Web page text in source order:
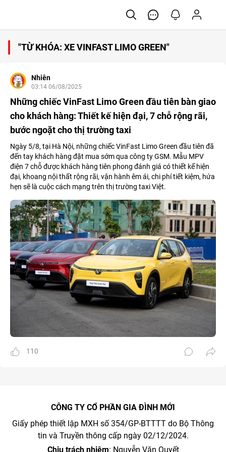
"TỪ KHÓA: XE VINFAST LIMO GREEN"
Nhiên
03:14 06/08/2025
Những chiếc VinFast Limo Green đầu tiên bàn giao
cho khách hàng: Thiết kế hiện đại, 7 chỗ rộng rãi,
bước ngoặt cho thị trường taxi
Ngày 5/8, tại Hà Nội, những chiếc VinFast Limo Green đầu tiên đã
đến tay khách hàng đặt mua sớm qua công ty GSM. Mẫu MPV
điện 7 chỗ được khách hàng tiên phong đánh giá có thiết kế hiện
đại, khoang nội thất rộng rãi, vận hành êm ái, chi phí tiết kiệm, hứa
hẹn sẽ là cuộc cách mạng trên thị trường taxi Việt.
110
CÔNG TY CỔ PHẦN GIA ĐÌNH MỚI
Giấy phép thiết lập MXH số 354/GP-BTTTT do Bộ Thông
tin và Truyền thông cấp ngày 02/12/2024.
Chịu trách nhiệm: Nguyễn Văn Quyết